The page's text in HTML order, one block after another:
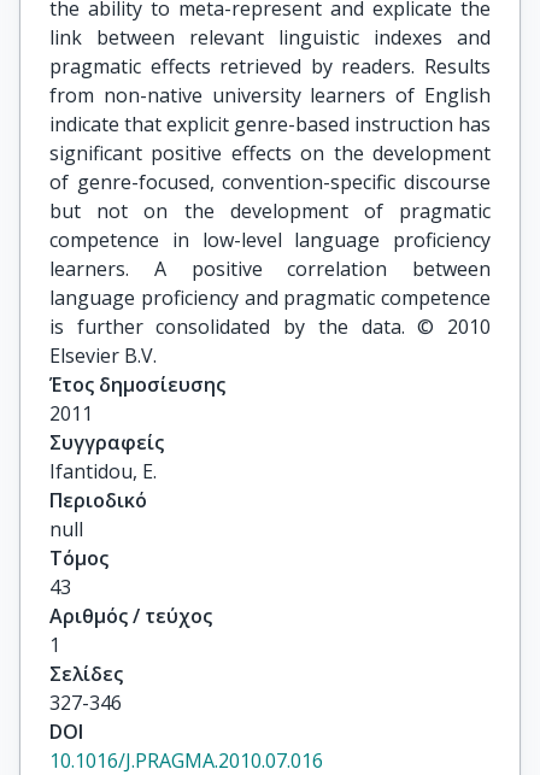
the ability to meta-represent and explicate the
link between relevant linguistic indexes and
pragmatic effects retrieved by readers. Results
from non-native university learners of English
indicate that explicit genre-based instruction has
significant positive effects on the development
of genre-focused, convention-specific discourse
but not on the development of pragmatic
competence in low-level language proficiency
learners. A positive correlation between
language proficiency and pragmatic competence
is further consolidated by the data. © 2010
Elsevier B.V.
Έτος δημοσίευσης
2011
Συγγραφείς
Ifantidou, E.
Περιοδικό
null
Τόμος
43
Αριθμός / τεύχος
1
Σελίδες
327-346
DOI
10.1016/J.PRAGMA.2010.07.016